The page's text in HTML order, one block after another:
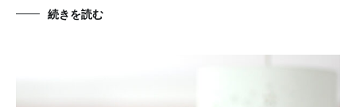
続きを読む